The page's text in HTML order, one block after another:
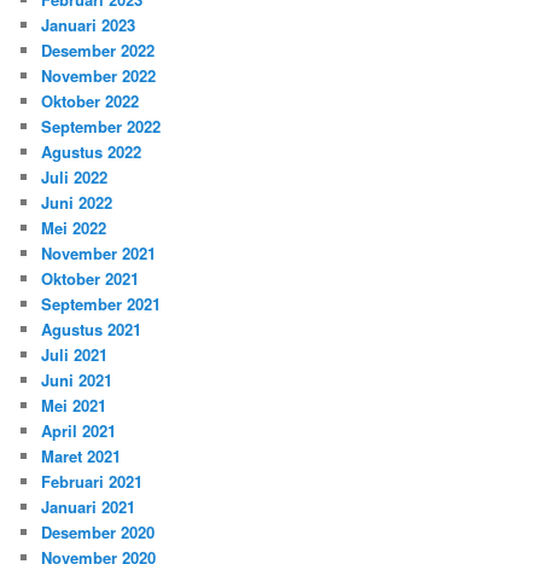
Januari 2023
Desember 2022
November 2022
Oktober 2022
September 2022
Agustus 2022
Juli 2022
Juni 2022
Mei 2022
November 2021
Oktober 2021
September 2021
Agustus 2021
Juli 2021
Juni 2021
Mei 2021
April 2021
Maret 2021
Februari 2021
Januari 2021
Desember 2020
November 2020